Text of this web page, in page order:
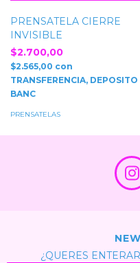
PRENSATELA CIERRE
INVISIBLE
$2.700,00
$2.565,00 con
TRANSFERENCIA, DEPOSITO
BANC
PRENSATELAS
¿QUERES